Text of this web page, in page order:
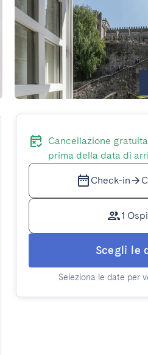
Cancellazione
prima della data di
Check-in
1
Scegli le
Seleziona le date per